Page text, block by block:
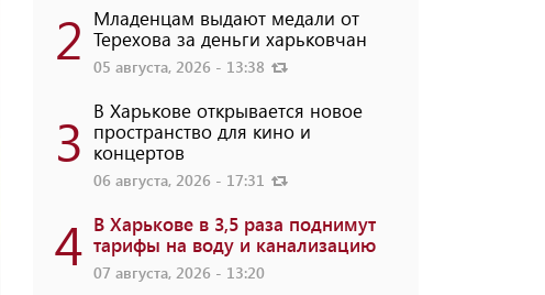
2 Младенцам выдают медали от
Терехова за деньги харьковчан
05 августа, 2026 - 13:38
3 В Харькове открывается новое
пространство для кино и
концертов
06 августа, 2026 - 17:31
4 В Харькове в 3,5 раза поднимут
тарифы на воду и канализацию
07 августа, 2026 - 13:20